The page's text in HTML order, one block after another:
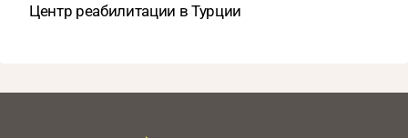
Центр реабилитации в Турции